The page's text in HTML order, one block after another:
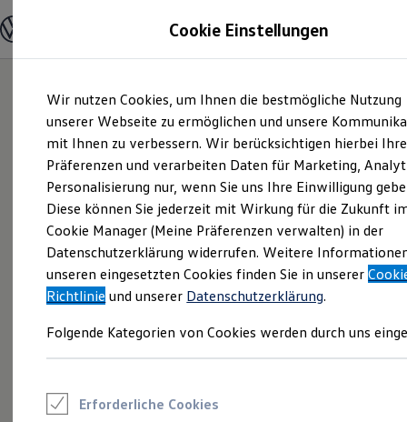
Hauptinhalt
springen
Footer
springen
Modelle und Konfigurator
Modelle vergleichen
Elektroautos
ENERGY Sondermodelle
Nutzfahrzeuge
SUV und CUV
Familienautos
Kombis
Kompaktwagen
Sportwagen
Schnell verfügbare Fahrzeuge
Angebote und Produkte
Aktuelle Angebote
E-Auto-Förderung
Volkswagen Marktplatz
Junge Gebrauchtwagen und Gebrauchtwagen
Saisonangebote
Cookie Einstellungen
Wir nutzen Cookies, um Ihnen die bestmögliche Nutzung
unserer Webseite zu ermöglichen und unsere
mit Ihnen zu verbessern. Wir berücksichtigen hierbei Ihre
Präferenzen und verarbeiten Daten für Marketing,
Personalisierung nur, wenn Sie uns Ihre Einwilligung
Diese können Sie jederzeit mit Wirkung für die Zukunft
Cookie Manager (Meine Präferenzen verwalten) in der
Datenschutzerklärung widerrufen. Weitere
unseren eingesetzten Cookies finden Sie in unserer
Richtlinie und unserer Datenschutzerklärung.
Folgende Kategorien von Cookies werden durch uns
Erforderliche Cookies